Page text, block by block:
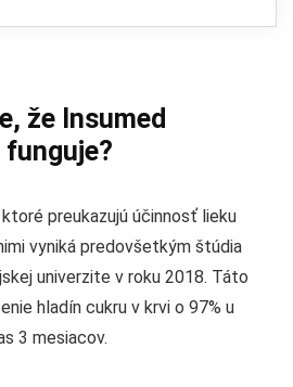
že Insumed
preukazujú účinnosť lieku
vyniká predovšetkým štúdia
univerzite v roku 2018. Táto
hladín cukru v krvi o 97% u
3 mesiacov.